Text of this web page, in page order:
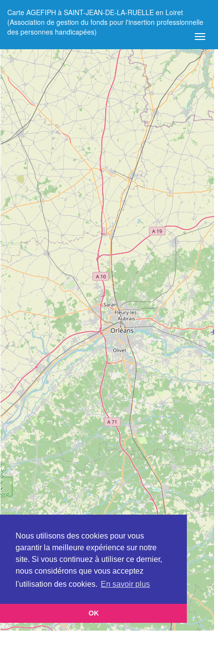
Nous utilisons des cookies pour vous
garantir la meilleure expérience sur notre
site. Si vous continuez à utiliser ce dernier,
nous considérons que vous acceptez
l'utilisation des cookies. En savoir plus
OK
Carte AGEFIPH à SAINT-JEAN-DE-LA-RUELLE en Loiret
(Association de gestion du fonds pour l'insertion professionnelle
des personnes handicapées)
+
−